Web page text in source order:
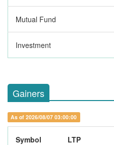
Mutual Fund
Investment
Gainers
As of 2026/08/07 03:00:00
Symbol LTP